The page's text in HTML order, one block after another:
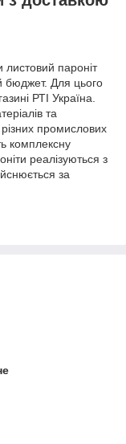
пароніт
Для цього
РТІ Україна.
та
промислових
комплексну
реалізуються з
за